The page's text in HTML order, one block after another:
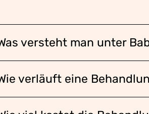
versteht man unter
verläuft eine